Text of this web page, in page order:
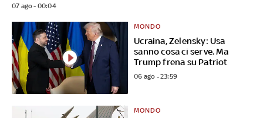
07 ago - 00:04
Ucraina, Zelensky: Usa
sanno cosa ci serve. Ma
Trump frena su Patriot
MONDO
06 ago - 23:59
MONDO